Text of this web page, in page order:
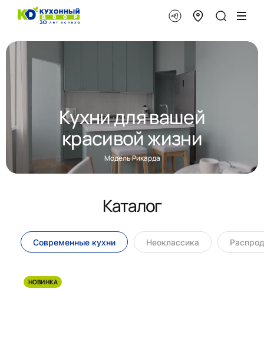
Кухни для вашей
красивой жизни
Модель Рикарда
Каталог
Современные кухни Неоклассика
НОВИНКА